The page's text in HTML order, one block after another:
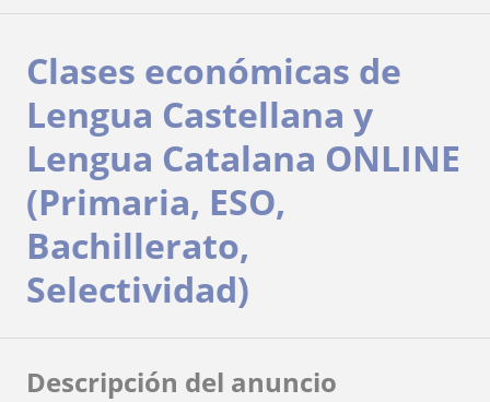
Clases económicas de
Lengua Castellana y
Lengua Catalana ONLINE
(Primaria, ESO,
Bachillerato,
Selectividad)
Descripción del anuncio